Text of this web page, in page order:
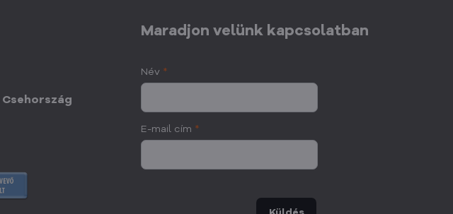
Csehország
Maradjon velünk kapcsolatban
Név *
E-mail cím *